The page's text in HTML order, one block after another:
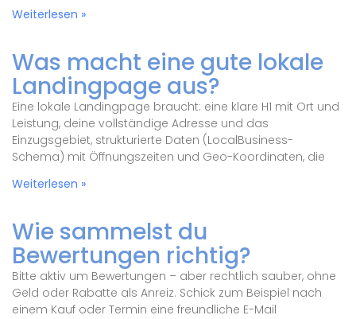
Weiterlesen »
Was macht eine gute lokale
Landingpage aus?
Eine lokale Landingpage braucht: eine klare H1 mit Ort und
Leistung, deine vollständige Adresse und das
Einzugsgebiet, strukturierte Daten (LocalBusiness-
Schema) mit Öffnungszeiten und Geo-Koordinaten, die
Weiterlesen »
Wie sammelst du
Bewertungen richtig?
Bitte aktiv um Bewertungen – aber rechtlich sauber, ohne
Geld oder Rabatte als Anreiz. Schick zum Beispiel nach
einem Kauf oder Termin eine freundliche E-Mail